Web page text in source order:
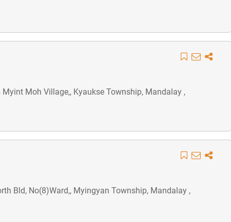
Moh Village,, Kyaukse Township, Mandalay ,
Bld, No(8)Ward,, Myingyan Township, Mandalay ,